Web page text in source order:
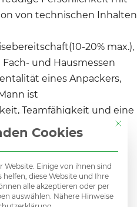
von technischen Inhalten
20% max.),
Fach- und Hausmessen
eines Anpackers,
ist
Teamfähigkeit und eine
als Eckpfeiler Ihrer
Mit
Cookies
Website. Einige von ihnen sind
helfen, diese Website und Ihre
alle akzeptieren oder per
auswählen. Nähere Hinweise